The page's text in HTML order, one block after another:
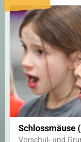
Schlossmäuse
Vorschul- und